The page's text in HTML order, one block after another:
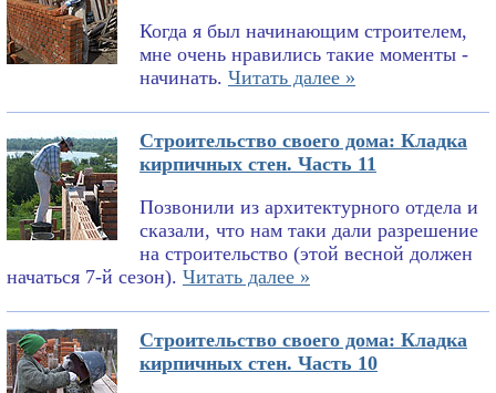
Когда я был начинающим строителем,
мне очень нравились такие моменты -
начинать. Читать далее »
Строительство своего дома: Кладка
кирпичных стен. Часть 11
Позвонили из архитектурного отдела и
сказали, что нам таки дали разрешение
на строительство (этой весной должен
начаться 7-й сезон). Читать далее »
Строительство своего дома: Кладка
кирпичных стен. Часть 10